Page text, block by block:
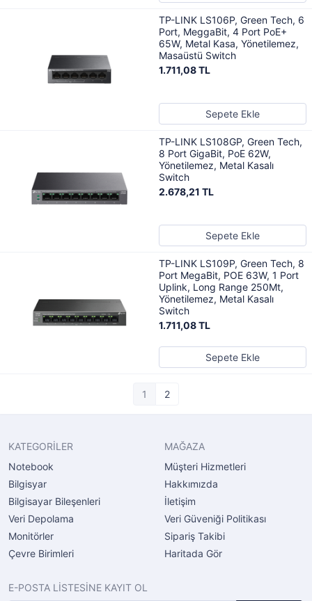
TP-LINK LS106P, Green Tech, 6
Port, MeggaBit, 4 Port PoE+
65W, Metal Kasa, Yönetilemez,
Masaüstü Switch
1.711,08 TL
Sepete Ekle
TP-LINK LS108GP, Green Tech,
8 Port GigaBit, PoE 62W,
Yönetilemez, Metal Kasalı
Switch
2.678,21 TL
Sepete Ekle
TP-LINK LS109P, Green Tech, 8
Port MegaBit, POE 63W, 1 Port
Uplink, Long Range 250Mt,
Yönetilemez, Metal Kasalı
Switch
1.711,08 TL
Sepete Ekle
1 2
KATEGORİLER
Notebook
Bilgisyar
Bilgisayar Bileşenleri
Veri Depolama
Monitörler
Çevre Birimleri
MAĞAZA
Müşteri Hizmetleri
Hakkımızda
İletişim
Veri Güveniği Politikası
Sipariş Takibi
Haritada Gör
E-POSTA LİSTESİNE KAYIT OL